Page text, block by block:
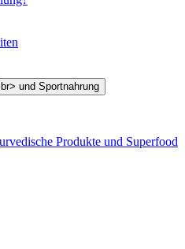
Produkte und Superfood